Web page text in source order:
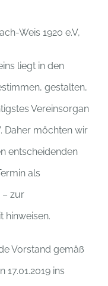
Weis 1920 e.V,
liegt in den
gestalten,
Vereinsorgan
Daher möchten wir
entscheidenden
als
– zur
hinweisen.
Vorstand gemäß
17.01.2019 ins